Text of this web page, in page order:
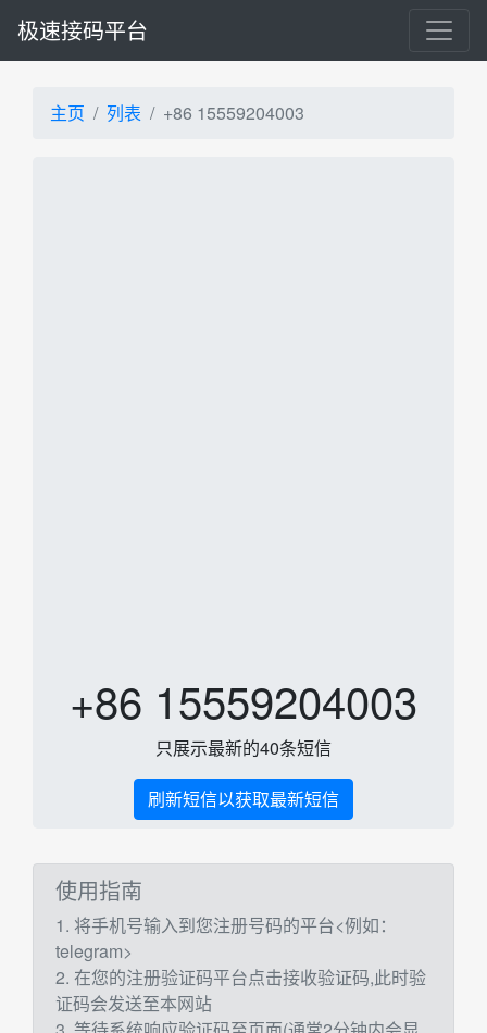
极速接码平台
主页 列表 +86 15559204003
+86 15559204003
只展示最新的40条短信
刷新短信以获取最新短信
使用指南
1. 将手机号输入到您注册号码的平台<例如：
telegram>
2. 在您的注册验证码平台点击接收验证码,此时验
证码会发送至本网站